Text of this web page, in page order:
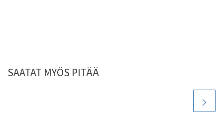
SAATAT MYÖS PITÄÄ